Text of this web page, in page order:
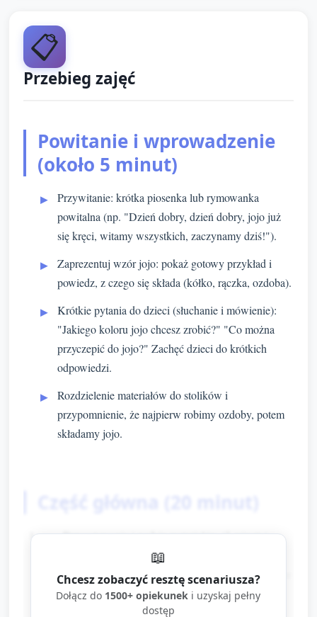
📋
Przebieg zajęć
Powitanie i wprowadzenie
(około 5 minut)
Przywitanie: krótka piosenka lub rymowanka
powitalna (np. "Dzień dobry, dzień dobry, jojo już
się kręci, witamy wszystkich, zaczynamy dziś!").
Zaprezentuj wzór jojo: pokaż gotowy przykład i
powiedz, z czego się składa (kółko, rączka, ozdoba).
Krótkie pytania do dzieci (słuchanie i mówienie):
"Jakiego koloru jojo chcesz zrobić?" "Co można
przyczepić do jojo?" Zachęć dzieci do krótkich
odpowiedzi.
Rozdzielenie materiałów do stolików i
przypomnienie, że najpierw robimy ozdoby, potem
składamy jojo.
Część główna (20 minut)
Przygotowanie i wybór materiałów (3 minuty)
Każde dziecko otrzymuje dwie papierowe/tekturowe
kółka, patyczek drewniany (lub grubsza
słomka/stalowy patyczek do rączki), klej w sztyfcie,
📖
Chcesz zobaczyć resztę scenariusza?
Dołącz do 1500+ opiekunek i uzyskaj pełny
dostęp